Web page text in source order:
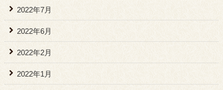
2022年7月
2022年6月
2022年2月
2022年1月